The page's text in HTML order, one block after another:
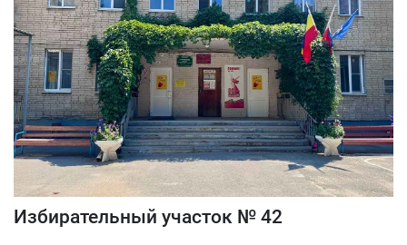
Избирательный участок № 42